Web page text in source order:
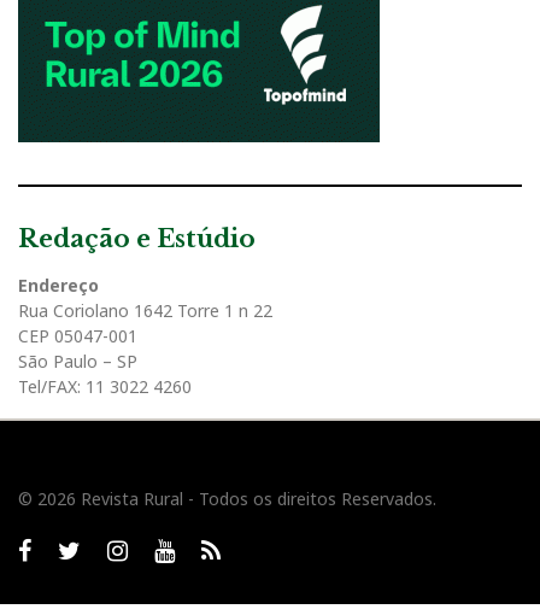
Redação e Estúdio
Endereço
Rua Coriolano 1642 Torre 1 n 22
CEP 05047-001
São Paulo – SP
Tel/FAX: 11 3022 4260
© 2026 Revista Rural - Todos os direitos Reservados.
FacebooktwitterInstagramYoutube
RSS